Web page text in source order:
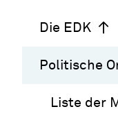
Die EDK
Politische
Liste der